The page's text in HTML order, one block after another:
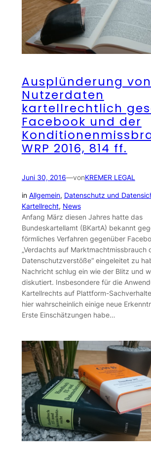
Ausplünderung von
Nutzerdaten
kartellrechtlich
Facebook und der
WRP 2016, 814 ff.
Juni 30, 2016—vonKREMER LEGAL
in Allgemein, Datenschutz und
Kartellrecht, News
Anfang März diesen Jahres hatte das
Bundeskartellamt (BKartA) bekannt
förmliches Verfahren gegenüber
„Verdachts auf Marktmachtmissbrauch
Datenschutzverstöße“ eingeleitet zu
Nachricht schlug ein wie der Blitz und
diskutiert. Insbesondere für die
Kartellrechts auf Plattform-
hier wahrscheinlich einige neue
Erste Einschätzungen habe…